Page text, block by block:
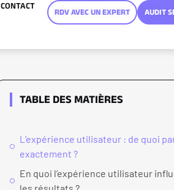
CONTACT
RDV AVEC UN EXPERT AUDIT
TABLE DES MATIÈRES
L’expérience utilisateur : de quoi
exactement ?
En quoi l’expérience utilisateur